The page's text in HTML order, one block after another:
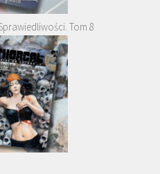
Tom 8